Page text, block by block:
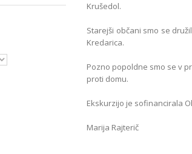
Krušedol.
Starejši občani smo se
Kredarica.
Pozno popoldne smo se v
proti domu.
Ekskurzijo je sofinancirala
Marija Rajterič